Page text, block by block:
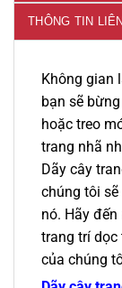
THÔNG TIN
Không gian
bạn sẽ
hoặc treo
trang nhã
Dãy cây
chúng tôi
nó. Hãy
trang trí dọc
của chúng